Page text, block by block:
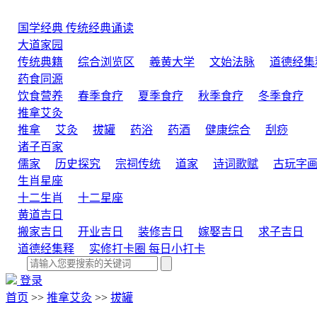
国学经典 传统经典诵读
大道家园
传统典籍
综合浏览区 羲黄大学 文始法脉
道德经集
药食同源
饮食营养
春季食疗 夏季食疗 秋季食疗 冬季食疗
推拿艾灸
推拿
艾灸 拔罐 药浴 药酒 健康综合
刮痧
诸子百家
儒家
历史探究 宗祠传统 道家 诗词歌赋 古玩字画
生肖星座
十二生肖
十二星座
黄道吉日
搬家吉日
开业吉日 装修吉日 嫁娶吉日
求子吉日
道德经集释
实修打卡圈 每日小打卡
登录
首页 >> 推拿艾灸 >> 拔罐